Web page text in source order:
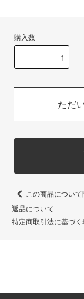
購入数
ただ
この商品につい
返品について
特定商取引法に基づく